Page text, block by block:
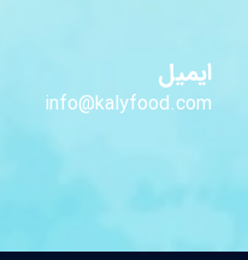
ایمیل
info@kalyfood.com